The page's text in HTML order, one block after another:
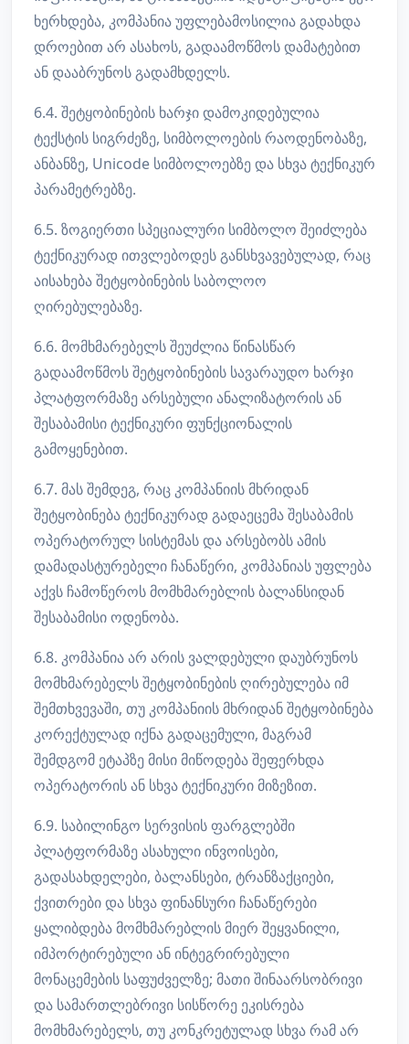
ხერხდება, კომპანია უფლებამოსილია გადახდა
დროებით არ ასახოს, გადაამოწმოს დამატებით
ან დააბრუნოს გადამხდელს.
6.4. შეტყობინების ხარჯი დამოკიდებულია
ტექსტის სიგრძეზე, სიმბოლოების რაოდენობაზე,
ანბანზე, Unicode სიმბოლოებზე და სხვა ტექნიკურ
პარამეტრებზე.
6.5. ზოგიერთი სპეციალური სიმბოლო შეიძლება
ტექნიკურად ითვლებოდეს განსხვავებულად, რაც
აისახება შეტყობინების საბოლოო
ღირებულებაზე.
6.6. მომხმარებელს შეუძლია წინასწარ
გადაამოწმოს შეტყობინების სავარაუდო ხარჯი
პლატფორმაზე არსებული ანალიზატორის ან
შესაბამისი ტექნიკური ფუნქციონალის
გამოყენებით.
6.7. მას შემდეგ, რაც კომპანიის მხრიდან
შეტყობინება ტექნიკურად გადაეცემა შესაბამის
ოპერატორულ სისტემას და არსებობს ამის
დამადასტურებელი ჩანაწერი, კომპანიას უფლება
აქვს ჩამოწეროს მომხმარებლის ბალანსიდან
შესაბამისი ოდენობა.
6.8. კომპანია არ არის ვალდებული დაუბრუნოს
მომხმარებელს შეტყობინების ღირებულება იმ
შემთხვევაში, თუ კომპანიის მხრიდან შეტყობინება
კორექტულად იქნა გადაცემული, მაგრამ
შემდგომ ეტაპზე მისი მიწოდება შეფერხდა
ოპერატორის ან სხვა ტექნიკური მიზეზით.
6.9. საბილინგო სერვისის ფარგლებში
პლატფორმაზე ასახული ინვოისები,
გადასახდელები, ბალანსები, ტრანზაქციები,
ქვითრები და სხვა ფინანსური ჩანაწერები
ყალიბდება მომხმარებლის მიერ შეყვანილი,
იმპორტირებული ან ინტეგრირებული
მონაცემების საფუძველზე; მათი შინაარსობრივი
და სამართლებრივი სისწორე ეკისრება
მომხმარებელს, თუ კონკრეტულად სხვა რამ არ